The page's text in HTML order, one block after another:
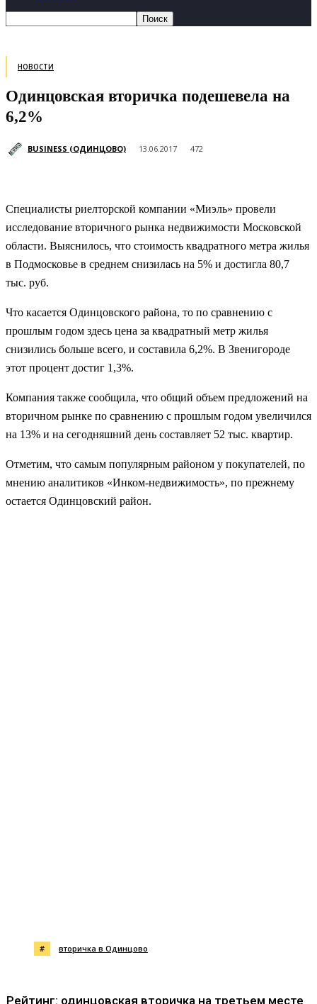
НОВОСТИ
Одинцовская вторичка подешевела на
6,2%
BUSINESS (ОДИНЦОВО) 13.06.2017 472
Специалисты риелторской компании «Миэль» провели
исследование вторичного рынка недвижимости Московской
области. Выяснилось, что стоимость квадратного метра жилья
в Подмосковье в среднем снизилась на 5% и достигла 80,7
тыс. руб.
Что касается Одинцовского района, то по сравнению с
прошлым годом здесь цена за квадратный метр жилья
снизились больше всего, и составила 6,2%. В Звенигороде
этот процент достиг 1,3%.
Компания также сообщила, что общий объем предложений на
вторичном рынке по сравнению с прошлым годом увеличился
на 13% и на сегодняшний день составляет 52 тыс. квартир.
Отметим, что самым популярным районом у покупателей, по
мнению аналитиков «Инком-недвижимость», по прежнему
остается Одинцовский район.
# вторичка в Одинцово
Рейтинг: одинцовская вторичка на третьем месте